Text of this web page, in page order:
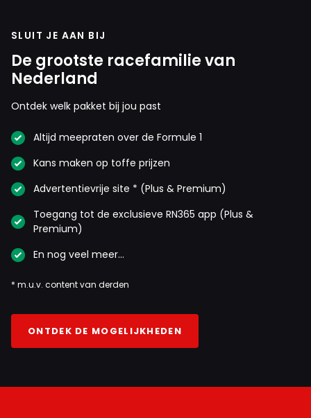
SLUIT JE AAN BIJ
De grootste racefamilie van
Nederland
Ontdek welk pakket bij jou past
Altijd meepraten over de Formule 1
Kans maken op toffe prijzen
Advertentievrije site * (Plus & Premium)
Toegang tot de exclusieve RN365 app (Plus &
Premium)
En nog veel meer…
* m.u.v. content van derden
ONTDEK DE MOGELIJKHEDEN